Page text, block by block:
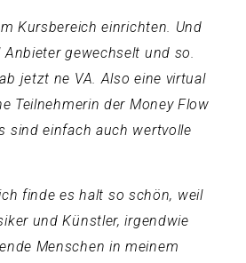
Kursbereich einrichten. Und
Anbieter gewechselt und so.
jetzt ne VA. Also eine virtual
Teilnehmerin der Money Flow
sind einfach auch wertvolle
finde es halt so schön, weil
und Künstler, irgendwie
Menschen in meinem